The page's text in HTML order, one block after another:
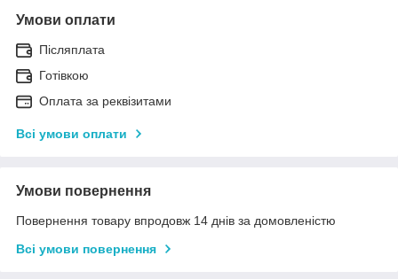
Умови оплати
Післяплата
Готівкою
Оплата за реквізитами
Всі умови оплати
Умови повернення
Повернення товару впродовж 14 днів за домовленістю
Всі умови повернення